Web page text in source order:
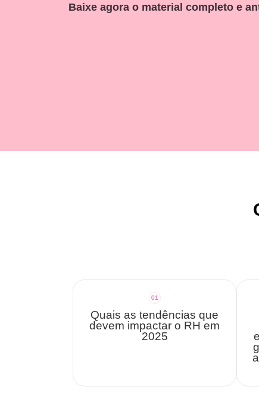
Baixe agora o material completo e
01
Quais as tendências que
devem impactar o RH em
2025